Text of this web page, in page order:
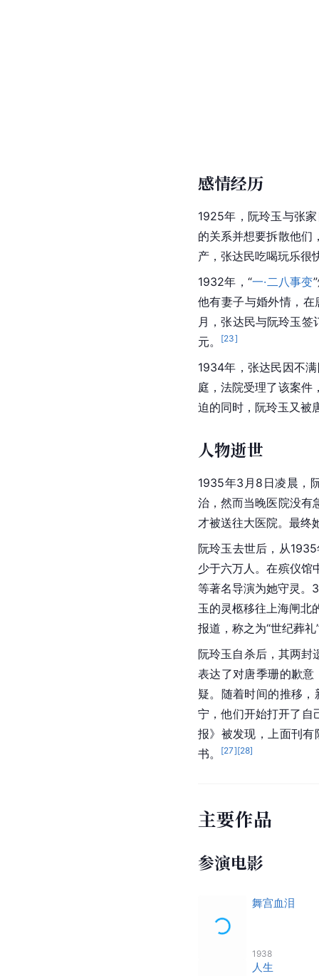
感情经历
1925年，阮玲玉与张
的关系并想要拆散他们
产，张达民吃喝玩乐很
1932年，“一·二八事变
他有妻子与婚外情，
月，张达民与阮玲玉
元。
[23]
1934年， 张达民因不
庭，法院受理了该案件
迫的同时，阮玲玉又被
人物逝世
1935年3月8日凌晨，
治，然而当晚医院没有
才被送往大医院。最终
阮玲玉去世后，从
少于六万人。在殡仪馆
等著名导演为她守灵。
玉的灵柩移往上海闸北
报道，称之为“世纪葬礼
阮玲玉自杀后，其两封
表达了对唐季珊的歉
疑。随着时间的推移
宁，他们开始打开了自
报》被发现，上面刊
书。
[27][28]
主要作品
参演电影
舞宫血泪
1938
人生